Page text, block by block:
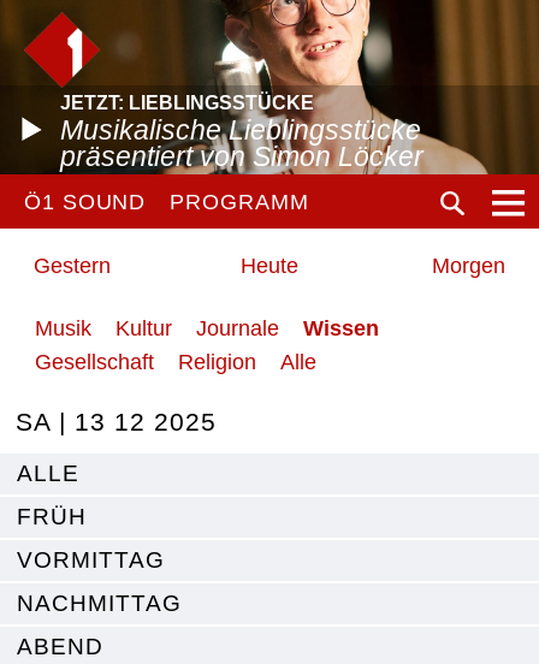
JETZT: LIEBLINGSSTÜCKE
Musikalische Lieblingsstücke
präsentiert von Simon Löcker
Ö1 SOUND PROGRAMM
Gestern Heute Morgen
Musik Kultur Journale
Wissen
Gesellschaft
Religion Alle
SA | 13 12 2025
ALLE
FRÜH
VORMITTAG
NACHMITTAG
ABEND